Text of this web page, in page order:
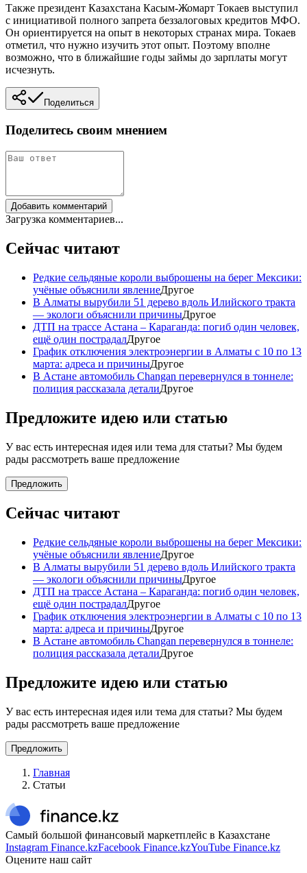
Также президент Казахстана Касым-Жомарт Токаев выступил
с инициативой полного запрета беззалоговых кредитов МФО.
Он ориентируется на опыт в некоторых странах мира. Токаев
отметил, что нужно изучить этот опыт. Поэтому вполне
возможно, что в ближайшие годы займы до зарплаты могут
исчезнуть.
Поделиться
Поделитесь своим мнением
Добавить комментарий
Загрузка комментариев...
Сейчас читают
Редкие сельдяные короли выброшены на берег Мексики:
учёные объяснили явлениеДругое
В Алматы вырубили 51 дерево вдоль Илийского тракта
— экологи объяснили причиныДругое
ДТП на трассе Астана – Караганда: погиб один человек,
ещё один пострадалДругое
График отключения электроэнергии в Алматы с 10 по 13
марта: адреса и причиныДругое
В Астане автомобиль Changan перевернулся в тоннеле:
полиция рассказала деталиДругое
Предложите идею или статью
У вас есть интересная идея или тема для статьи? Мы будем
рады рассмотреть ваше предложение
Предложить
Сейчас читают
Редкие сельдяные короли выброшены на берег Мексики:
учёные объяснили явлениеДругое
В Алматы вырубили 51 дерево вдоль Илийского тракта
— экологи объяснили причиныДругое
ДТП на трассе Астана – Караганда: погиб один человек,
ещё один пострадалДругое
График отключения электроэнергии в Алматы с 10 по 13
марта: адреса и причиныДругое
В Астане автомобиль Changan перевернулся в тоннеле:
полиция рассказала деталиДругое
Предложите идею или статью
У вас есть интересная идея или тема для статьи? Мы будем
рады рассмотреть ваше предложение
Предложить
Главная
Статьи
Самый большой финансовый маркетплейс в Казахстане
Instagram Finance.kzFacebook Finance.kzYouTube Finance.kz
Оцените наш сайт